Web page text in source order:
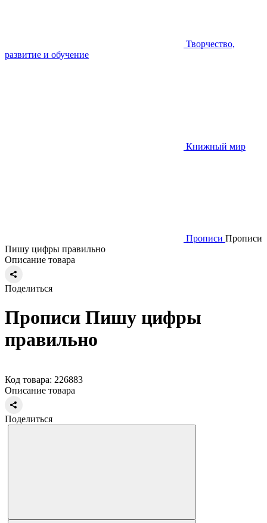
Творчество,
развитие и обучение
Книжный мир
Прописи Прописи
Пишу цифры правильно
Описание товара
Поделиться
Прописи Пишу цифры
правильно
Код товара: 226883
Описание товара
Поделиться